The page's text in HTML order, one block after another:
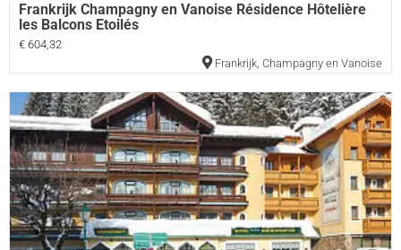
Frankrijk Champagny en Vanoise Résidence Hôtelière
les Balcons Etoilés
€ 604,32
Frankrijk, Champagny en Vanoise